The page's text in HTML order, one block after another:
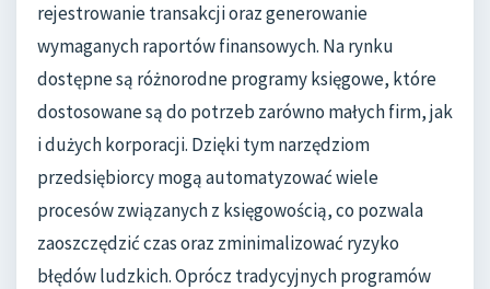
rejestrowanie transakcji oraz generowanie
wymaganych raportów finansowych. Na rynku
dostępne są różnorodne programy księgowe, które
dostosowane są do potrzeb zarówno małych firm, jak
i dużych korporacji. Dzięki tym narzędziom
przedsiębiorcy mogą automatyzować wiele
procesów związanych z księgowością, co pozwala
zaoszczędzić czas oraz zminimalizować ryzyko
błędów ludzkich. Oprócz tradycyjnych programów